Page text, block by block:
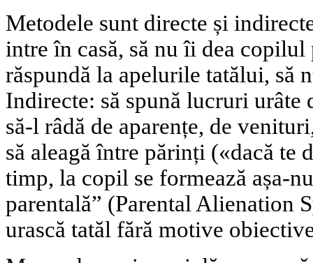
Metodele sunt directe și
intre în casă, să nu îi dea
răspundă la apelurile tatălui, să
Indirecte: să spună lucruri
să-l râdă de aparențe, de
să aleagă între părinți («dacă te
timp, la copil se formează așa-
parentală” (Parental Alienation
urască tatăl fără motive